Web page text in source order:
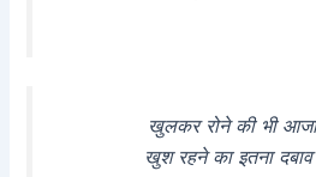
खुलकर रोने की भी
खुश रहने का इतना दबाव